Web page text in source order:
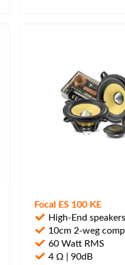
Focal ES 100 KE
High-End speakers
10cm 2-weg
60 Watt RMS
4 Ω | 90dB